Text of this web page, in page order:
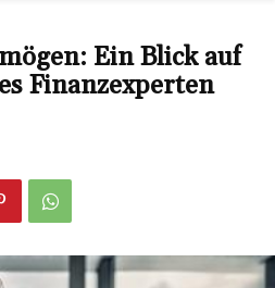
Ein Blick auf
Finanzexperten